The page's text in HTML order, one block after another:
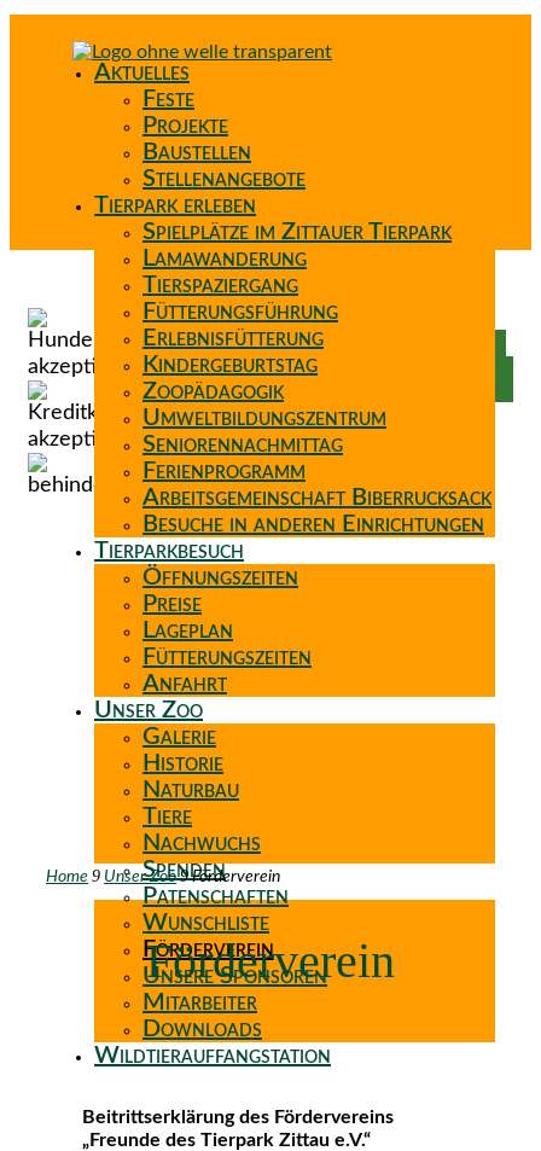
Aktuelles
Feste
Projekte
Baustellen
Stellenangebote
Tierpark erleben
Spielplätze im Zittauer Tierpark
Lamawanderung
Tierspaziergang
Fütterungsführung
Erlebnisfütterung
Kindergeburtstag
Zoopädagogik
Umweltbildungszentrum
Seniorennachmittag
Ferienprogramm
Arbeitsgemeinschaft Biberrucksack
Besuche in anderen Einrichtungen
Tierparkbesuch
Öffnungszeiten
Preise
Lageplan
Fütterungszeiten
Anfahrt
Unser Zoo
Galerie
Historie
Naturbau
Tiere
Nachwuchs
Spenden
Patenschaften
Wunschliste
Förderverein
Unsere Sponsoren
Mitarbeiter
Downloads
Wildtierauffangstation
Home 9 Unser Zoo 9 Förderverein
Förderverein
Beitrittserklärung des Fördervereins
„Freunde des Tierpark Zittau e.V.“